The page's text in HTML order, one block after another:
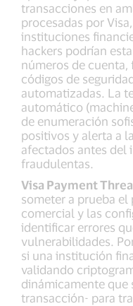
transacciones en
procesadas por
instituciones
hackers podrían
números de
códigos de
automatizadas. La
automático
de enumeración
positivos y alerta a
afectados antes del
fraudulentas.
Visa Payment
someter a prueba
comercial y las
identificar errores
vulnerabilidades.
si una institución
validando
dinámicamente que
transacción- para